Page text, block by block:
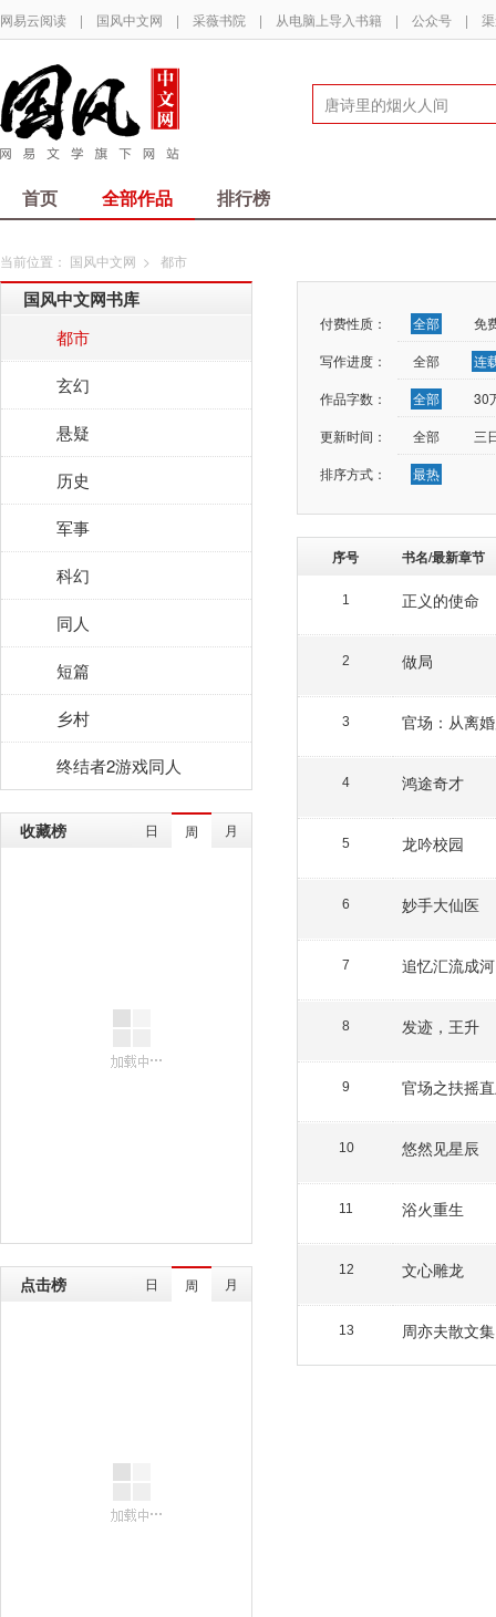
网易云阅读 | 国风中文网 | 采薇书院 | 从电脑上导入书籍 | 公众号 |
首页 全部作品 排行榜
当前位置： 国风中文网 > 都市
国风中文网书库
都市
玄幻
悬疑
历史
军事
科幻
同人
短篇
乡村
终结者2游戏同人
收藏榜 日 周 月
点击榜 日 周 月
付费性质： 全部
免
写作进度：
全部
连
作品字数：
全部
30
更新时间：
全部
三
排序方式：
最热
序号 书名/最新章节
1 正义的使命
2 做局
3 官场：从离
4 鸿途奇才
5 龙吟校园
6 妙手大仙医
7 追忆汇流成河
8 发迹，王升
9 官场之扶摇
10 悠然见星辰
11 浴火重生
12 文心雕龙
13 周亦夫散文集